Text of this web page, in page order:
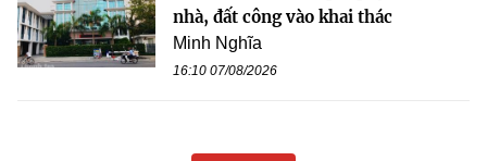
nhà, đất công vào khai thác
Minh Nghĩa
16:10 07/08/2026